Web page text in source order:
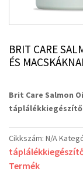
BRIT CARE
ÉS
Brit Care Salmon
Cikkszám: N/A
Termék